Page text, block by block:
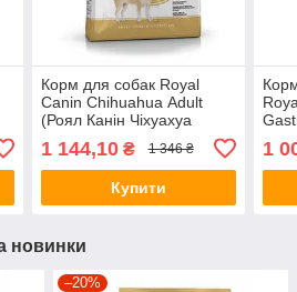
Корм для собак Royal
Canin Chihuahua Аdult
(Роял Канін Чіхуахуа
1 144,10₴ 1 346 ₴
Купити
1
новинки
–20%